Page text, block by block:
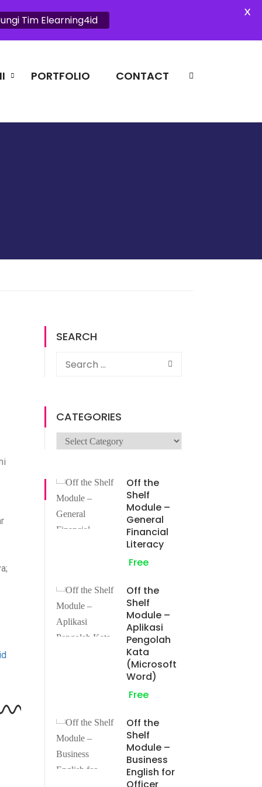
PORTFOLIO CONTACT
SEARCH
CATEGORIES
Off the
Shelf
Module –
General
Financial
Literacy
Free
Off the
Shelf
Module –
Aplikasi
Pengolah
Kata
(Microsoft
Word)
Free
Off the
Shelf
Module –
Business
English for
Officer
Tim Elearning4id
X